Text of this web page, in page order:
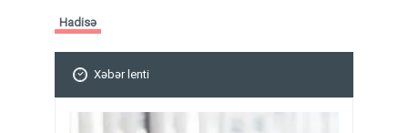
Hadisə
Xəbər lenti